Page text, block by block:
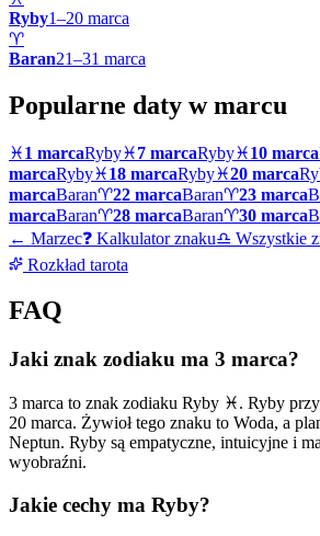
Ryby1–20 marca
♈
Baran21–31 marca
Popularne daty wmarcu
♓1 marcaRyby♓7 marcaRyby♓10 marca
marcaRyby♓18 marcaRyby♓20 marca
marcaBaran♈22 marcaBaran♈23 marca
marcaBaran♈28 marcaBaran♈30 marca
← Marzec❓ Kalkulator znaku♎ Wszystkie
Rozkład tarota
FAQ
Jaki znak zodiaku ma 3 marca?
3 marca to znak zodiaku Ryby ♓. Ryby
20 marca. Żywioł tego znaku to Woda, a
Neptun. Ryby są empatyczne, intuicyjne i
wyobraźni.
Jakie cechy ma Ryby?